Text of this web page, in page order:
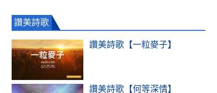
讚美詩歌
讚美詩歌【一粒麥子】
讚美詩歌【何等深情】